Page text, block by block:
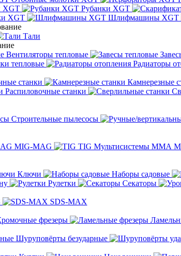
XGT
Рубанки XGT
XGT
Шлифмашины XGT
Тали
Вентиляторы тепловые
тепловые
Радиаторы
станки
Камнерезные
Распиловочные станки
Строительные пылесосы
MIG-MAG TIG Мультисистемы ММА
Ключи Наборы садовые
Рулетки Секаторы
SDS-MAX
фрезеры
Шуруповёрты безударные